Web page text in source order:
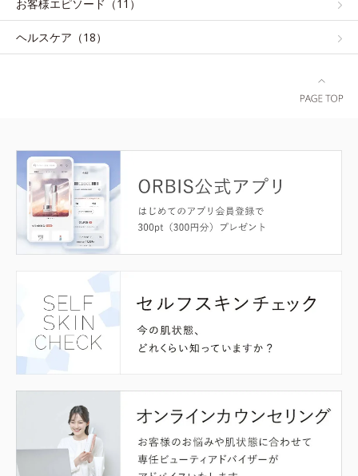
お客様エピソード（11）
ヘルスケア（18）